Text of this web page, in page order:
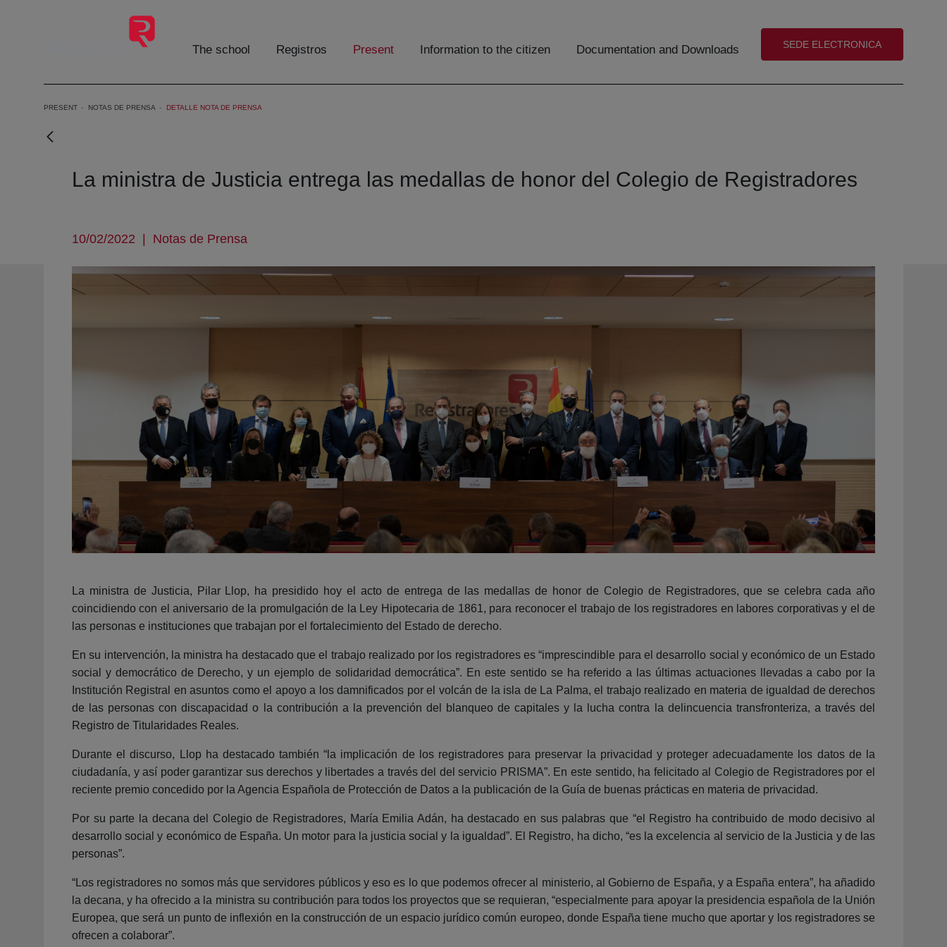
The school Registros Present Information to the citizen Documentation and Downloads (abre en nueva ventana)
SEDE ELECTRONICA
PRESENT NOTAS DE PRENSA DETALLE NOTA DE PRENSA
La ministra de Justicia entrega las medallas de honor del Colegio de Registradores
10/02/2022 | Notas de Prensa
La ministra de Justicia, Pilar Llop, ha presidido hoy el acto de entrega de las medallas de honor de Colegio de Registradores, que se celebra cada año
coincidiendo con el aniversario de la promulgación de la Ley Hipotecaria de 1861, para reconocer el trabajo de los registradores en labores corporativas y el de
las personas e instituciones que trabajan por el fortalecimiento del Estado de derecho.
En su intervención, la ministra ha destacado que el trabajo realizado por los registradores es “imprescindible para el desarrollo social y económico de un Estado
social y democrático de Derecho, y un ejemplo de solidaridad democrática”. En este sentido se ha referido a las últimas actuaciones llevadas a cabo por la
Institución Registral en asuntos como el apoyo a los damnificados por el volcán de la isla de La Palma, el trabajo realizado en materia de igualdad de derechos
de las personas con discapacidad o la contribución a la prevención del blanqueo de capitales y la lucha contra la delincuencia transfronteriza, a través del
Registro de Titularidades Reales.
Durante el discurso, Llop ha destacado también “la implicación de los registradores para preservar la privacidad y proteger adecuadamente los datos de la
ciudadanía, y así poder garantizar sus derechos y libertades a través del del servicio PRISMA”. En este sentido, ha felicitado al Colegio de Registradores por el
reciente premio concedido por la Agencia Española de Protección de Datos a la publicación de la Guía de buenas prácticas en materia de privacidad.
Por su parte la decana del Colegio de Registradores, María Emilia Adán, ha destacado en sus palabras que “el Registro ha contribuido de modo decisivo al
desarrollo social y económico de España. Un motor para la justicia social y la igualdad”. El Registro, ha dicho, “es la excelencia al servicio de la Justicia y de las
personas”.
“Los registradores no somos más que servidores públicos y eso es lo que podemos ofrecer al ministerio, al Gobierno de España, y a España entera”, ha añadido
la decana, y ha ofrecido a la ministra su contribución para todos los proyectos que se requieran, “especialmente para apoyar la presidencia española de la Unión
Europea, que será un punto de inflexión en la construcción de un espacio jurídico común europeo, donde España tiene mucho que aportar y los registradores se
ofrecen a colaborar”.